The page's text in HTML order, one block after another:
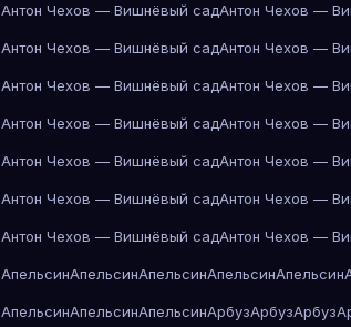
Антон Чехов — Вишнёвый садАнтон Чехов —
Антон Чехов — Вишнёвый садАнтон Чехов —
Антон Чехов — Вишнёвый садАнтон Чехов —
Антон Чехов — Вишнёвый садАнтон Чехов —
Антон Чехов — Вишнёвый садАнтон Чехов —
Антон Чехов — Вишнёвый садАнтон Чехов —
Антон Чехов — Вишнёвый садАнтон Чехов —
АпельсинАпельсинАпельсинАпельсинАпельсин
АпельсинАпельсинАпельсинАрбузАрбузАрбуз